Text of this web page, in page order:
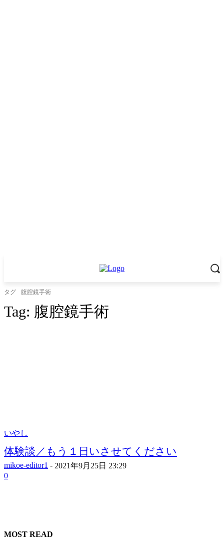
タグ 腹腔鏡手術
Tag: 腹腔鏡手術
いやし
体験談／もう１日いさせてください
mikoe-editor1 - 2021年9月25日 23:29
0
MOST READ